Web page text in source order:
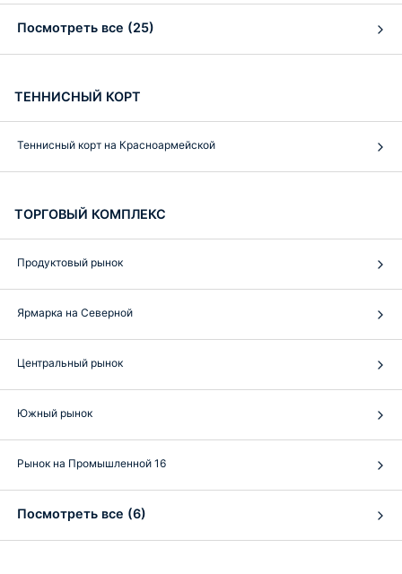
Посмотреть все (25)
ТЕННИСНЫЙ КОРТ
Теннисный корт на Красноармейской
ТОРГОВЫЙ КОМПЛЕКС
Продуктовый рынок
Ярмарка на Северной
Центральный рынок
Южный рынок
Рынок на Промышленной 16
Посмотреть все (6)